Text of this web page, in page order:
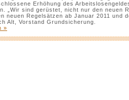
Erhöhung des
„Wir sind gerüstet, nicht nur den neuen
neuen Regelsätzen ab Januar 2011 und
Alt, Vorstand Grundsicherung.
»